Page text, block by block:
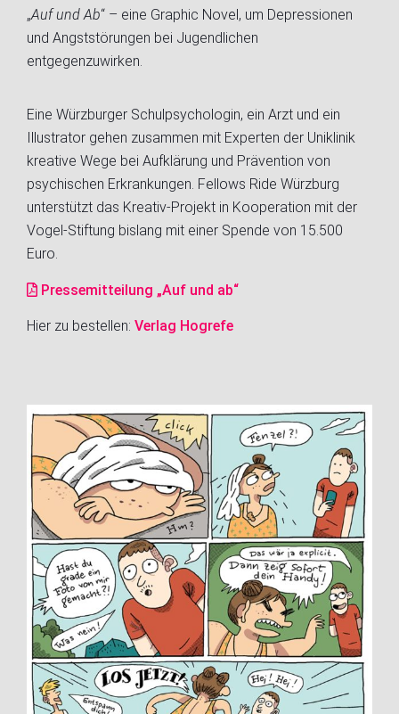
„Auf und Ab“ – eine Graphic Novel, um Depressionen
und Angststörungen bei Jugendlichen
entgegenzuwirken.
Eine Würzburger Schulpsychologin, ein Arzt und ein
Illustrator gehen zusammen mit Experten der Uniklinik
kreative Wege bei Aufklärung und Prävention von
psychischen Erkrankungen. Fellows Ride Würzburg
unterstützt das Kreativ-Projekt in Kooperation mit der
Vogel-Stiftung bislang mit einer Spende von 15.500
Euro.
Pressemitteilung „Auf und ab“
Hier zu bestellen: Verlag Hogrefe